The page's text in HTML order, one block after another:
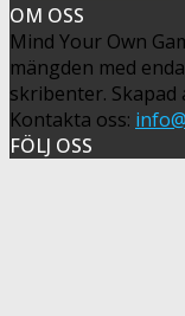
OM OSS
Mind Your Own
mängden med
skribenter. Skapad
Kontakta oss:
FÖLJ OSS